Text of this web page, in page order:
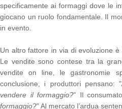
specificamente ai formaggi dove le
giocano un ruolo fondamentale. Il
in evento.
Un altro fattore in via di evoluzione
Le vendite sono contese tra la
vendite on line, le gastronomie
conclusione, i produttori pensano: "
vendere il formaggio?" Il
formaggio?" Al mercato l’ardua